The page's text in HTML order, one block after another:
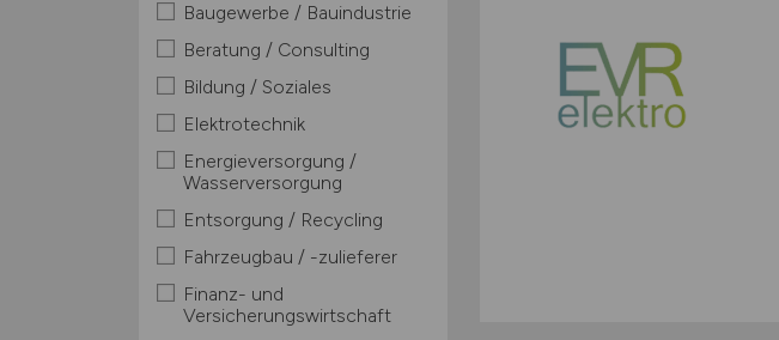
Baugewerbe / Bauindustrie
Beratung / Consulting
Bildung / Soziales
Elektrotechnik
Energieversorgung /
Wasserversorgung
Entsorgung / Recycling
Fahrzeugbau / -zulieferer
Finanz- und
Versicherungswirtschaft